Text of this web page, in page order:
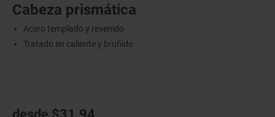
Cabeza prismática
Acero templado y revenido
Tratado en caliente y bruñido